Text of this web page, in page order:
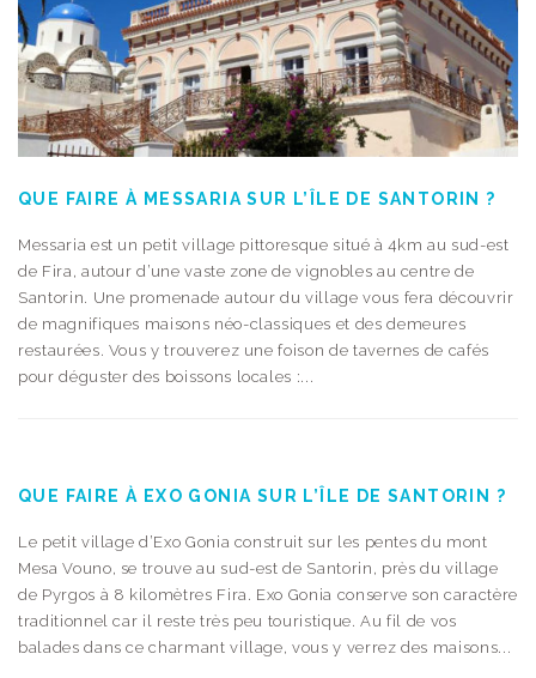
QUE FAIRE À MESSARIA SUR L’ÎLE DE SANTORIN ?
Messaria est un petit village pittoresque situé à 4km au sud-est
de Fira, autour d’une vaste zone de vignobles au centre de
Santorin. Une promenade autour du village vous fera découvrir
de magnifiques maisons néo-classiques et des demeures
restaurées. Vous y trouverez une foison de tavernes de cafés
pour déguster des boissons locales :...
QUE FAIRE À EXO GONIA SUR L’ÎLE DE SANTORIN ?
Le petit village d’Exo Gonia construit sur les pentes du mont
Mesa Vouno, se trouve au sud-est de Santorin, près du village
de Pyrgos à 8 kilomètres Fira. Exo Gonia conserve son caractère
traditionnel car il reste très peu touristique. Au fil de vos
balades dans ce charmant village, vous y verrez des maisons...